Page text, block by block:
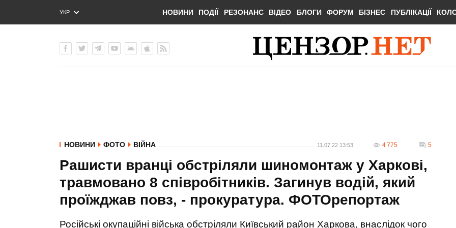
УКР
ENG
НОВИНИ ПОДІЇ РЕЗОНАНС ВІДЕО БЛОГИ ФОРУМ БІЗНЕС ПУБЛІКАЦІЇ
НОВИНИ ФОТО ВІЙНА 11.07.22 13:53 4 775 5
Рашисти вранці обстріляли шиномонтаж у Харкові,
травмовано 8 співробітників. Загинув водій, який
проїжджав повз, - прокуратура. ФОТОрепортаж
Російські окупаційні війська обстріляли Київський район Харкова, внаслідок чого